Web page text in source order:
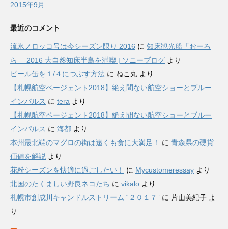
2015年9月
最近のコメント
流氷ノロッコ号は今シーズン限り 2016 に 知床観光船「おーろ
ら」 2016 大自然知床半島を満喫 | ソニーブログ より
ビール缶を１/４につぶす方法 に ねこ丸 より
【札幌航空ページェント2018】絶え間ない航空ショーとブルー
インパルス に tera より
【札幌航空ページェント2018】絶え間ない航空ショーとブルー
インパルス に 海都 より
本州最北端のマグロの街は遠くも食に大満足！
に 青森県の硬貨
価値を解説 より
花粉シーズンを快適に過ごしたい！
に Mycustomeressay より
北国のたくましい野良ネコたち に vikalo より
札幌市創成川キャンドルストリーム “２０１７” に 片山美紀子 よ
り